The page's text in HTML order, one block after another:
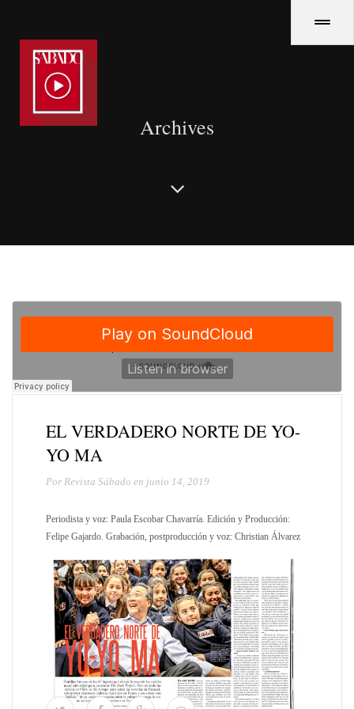
Archives
EL VERDADERO NORTE DE YO-
YO MA
Por Revista Sábado en junio 14, 2019
Periodista y voz: Paula Escobar Chavarría. Edición y Producción:
Felipe Gajardo. Grabación, postproducción y voz: Christian Álvarez